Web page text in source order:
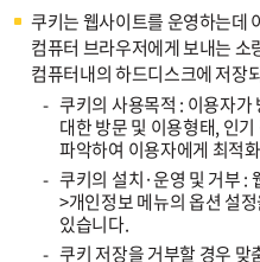
쿠키는 웹사이트를 운영하는데
컴퓨터 브라우저에게 보내는 소
컴퓨터내의 하드디스크에 저장
- 쿠키의 사용목적 : 이용자가
대한 방문 및 이용형태, 인
파악하여 이용자에게 최적
- 쿠키의 설치·운영 및 거부 :
>개인정보 메뉴의 옵션 설
있습니다.
- 쿠키 저장을 거부할 경우